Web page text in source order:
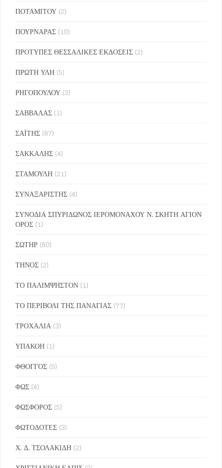
ΠΟΤΑΜΙΤΟΥ (2)
ΠΟΥΡΝΑΡΑΣ (10)
ΠΡΟΤΥΠΕΣ ΘΕΣΣΑΛΙΚΕΣ ΕΚΔΟΣΕΙΣ (2)
ΠΡΩΤΗ ΥΛΗ (5)
ΡΗΓΟΠΟΥΛΟΥ (3)
ΣΑΒΒΑΛΑΣ (1)
ΣΑΪΤΗΣ (87)
ΣΑΚΚΑΛΗΣ (4)
ΣΤΑΜΟΥΛΗ (21)
ΣΥΝΑΞΑΡΙΣΤΗΣ (4)
ΣΥΝΟΔΙΑ ΣΠΥΡΙΔΩΝΟΣ ΙΕΡΟΜΟΝΑΧΟΥ Ν. ΣΚΗΤΗ ΑΓΙΟΝ
ΟΡΟΣ (1)
ΣΩΤΗΡ (80)
ΤΗΝΟΣ (2)
ΤΟ ΠΑΛΙΜΨΗΣΤΟΝ (1)
ΤΟ ΠΕΡΙΒΟΛΙ ΤΗΣ ΠΑΝΑΓΙΑΣ (77)
ΤΡΟΧΑΛΙΑ (3)
ΥΠΑΚΟΗ (1)
ΦΘΟΓΓΟΣ (5)
ΦΩΣ (4)
ΦΩΣΦΟΡΟΣ (5)
ΦΩΤΟΔΟΤΕΣ (3)
Χ. Δ. ΤΣΟΛΑΚΙΔΗ (2)